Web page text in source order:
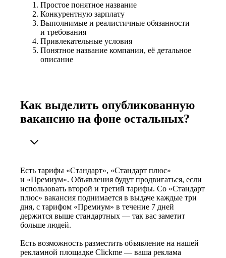
Простое понятное название
Конкурентную зарплату
Выполнимые и реалистичные обязанности
и требования
Привлекательные условия
Понятное название компании, её детальное
описание
Как выделить опубликованную
вакансию на фоне остальных?
Есть тарифы «Стандарт», «Стандарт плюс»
и «Премиум». Объявления будут продвигаться, если
использовать второй и третий тарифы. Со «Стандарт
плюс» вакансия поднимается в выдаче каждые три
дня, с тарифом «Премиум» в течение 7 дней
держится выше стандартных — так вас заметит
больше людей.
Есть возможность разместить объявление на нашей
рекламной площадке Clickme — ваша реклама